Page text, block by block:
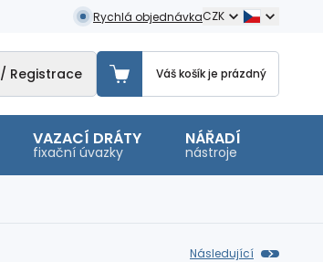
Rychlá objednávkaCZK
Registrace Váš košík je prázdný
VAZACÍ DRÁTY
fixační úvazky
NÁŘADÍ
nástroje
Následující